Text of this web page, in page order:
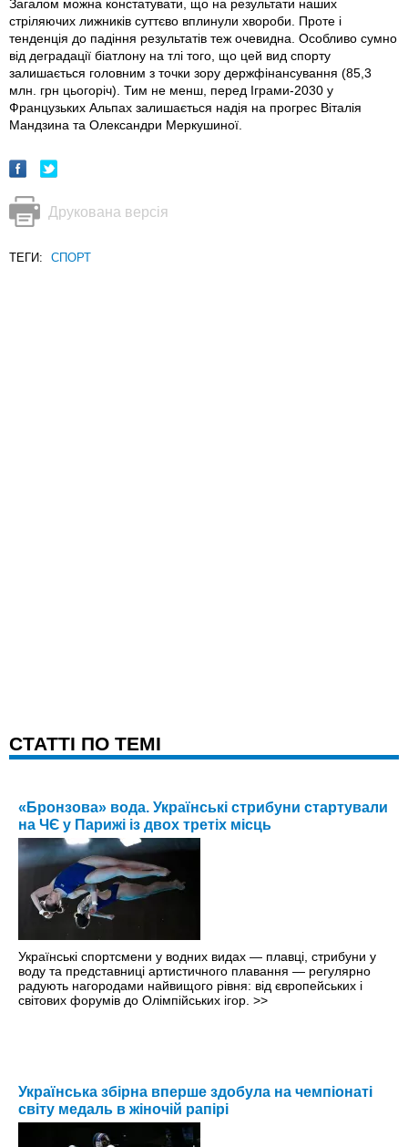
Загалом можна констатувати, що на результати наших
стріляючих лижників суттєво вплинули хвороби. Проте і
тенденція до падіння результатів теж очевидна. Особливо сумно
від деградації біатлону на тлі того, що цей вид спорту
залишається головним з точки зору держфінансування (85,3
млн. грн цьогоріч). Тим не менш, перед Іграми-2030 у
Французьких Альпах залишається надія на прогрес Віталія
Мандзина та Олександри Меркушиної.
Друкована версія
ТЕГИ: СПОРТ
CТАТТІ ПО ТЕМІ
«Бронзова» вода. Українські стрибуни стартували
на ЧЄ у Парижі із двох третіх місць
Українські спортсмени у водних видах — плавці, стрибуни у
воду та представниці артистичного плавання — регулярно
радують нагородами найвищого рівня: від європейських і
світових форумів до Олімпійських ігор. >>
Українська збірна вперше здобула на чемпіонаті
світу медаль в жіночій рапірі